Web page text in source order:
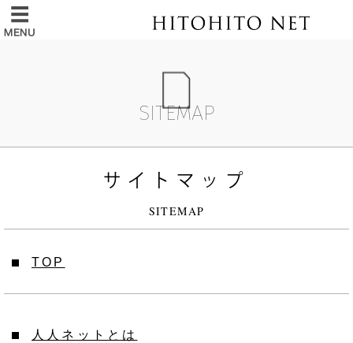
SITEMAP
サイトマップ
SITEMAP
TOP
人人ネットとは